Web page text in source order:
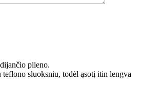
plieno.
teflono sluoksniu, todėl ąsotį itin lengva